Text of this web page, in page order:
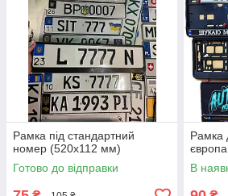
Рамка під стандартний
номер (520х112 мм)
Готово до відправки
Рамка
В